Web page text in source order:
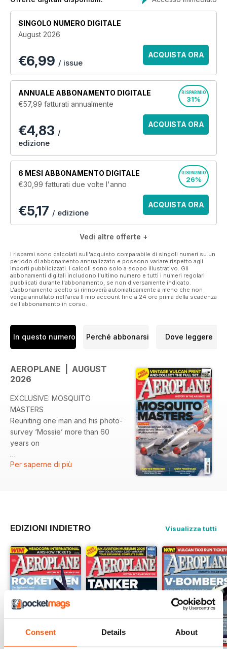
Consent Details About
• Database: Aeroplane puts historic planes under the
spotlight by discussing development, in service details,
insights and technical details.
• Aeroplane Meets: Interview series on leading figures from
• Hangar Talk: Monthly comment column on the historic
aircraft world.
• Q&A: Your questions answered
• Aircrew: An insider’s look at the crew that manned
For more information, visit www.aeroplanemonthly.com
Please note: Posters, calendars or wall planners, plans,
decals etc. may not necessarily be included with this digital
issue. Please check the specific issue’s description within the
app, to see if it is included with that digital version.
Published by Key Publishing Ltd. The entire contents of this
title is © copyright 2018. All rights reserved.
Please note: Posters or wall planners included with the
printed magazine are currently unavailable with the digital
version.
SINGOLO NUMERO DIGITALE
August 2026
€6,99 / issue
ACQUISTA ORA
ANNUALE ABBONAMENTO DIGITALE
€57,99 fatturati annualmente
RISPARMIO
31%
€4,83 /
edizione
ACQUISTA ORA
6 MESI ABBONAMENTO DIGITALE
€30,99 fatturati due volte l'anno
RISPARMIO
26%
€5,17 / edizione
ACQUISTA ORA
Vedi altre offerte +
I risparmi sono calcolati sull'acquisto comparabile di singoli numeri su un
periodo di abbonamento annualizzato e possono variare rispetto agli
importi pubblicizzati. I calcoli sono solo a scopo illustrativo. Gli
abbonamenti digitali includono l'ultimo numero e tutti i numeri regolari
pubblicati durante l'abbonamento, se non diversamente indicato.
L'abbonamento scelto si rinnoverà automaticamente a meno che non
venga annullato nell'area Il mio account fino a 24 ore prima della scadenza
dell'abbonamento in corso.
In questo numero Perché abbonarsi Dove leggere
AEROPLANE | AUGUST
2026
EXCLUSIVE: MOSQUITO
MASTERS
Reuniting one man and his photo-
survey ‘Mossie’ more than 60
years on
‘I FLEW THE FREIGHTER’
in the air
Per saperne di più
EDIZIONI INDIETRO Visualizza tutti